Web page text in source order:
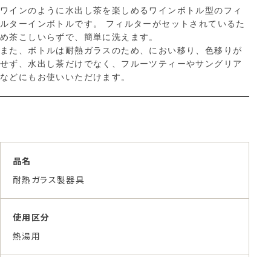
ワインのように水出し茶を楽しめるワインボトル型のフィ
ルターインボトルです。 フィルターがセットされているた
め茶こしいらずで、簡単に洗えます。
また、ボトルは耐熱ガラスのため、におい移り、色移りが
せず、水出し茶だけでなく、フルーツティーやサングリア
などにもお使いいただけます。
品名
耐熱ガラス製器具
使用区分
熱湯用